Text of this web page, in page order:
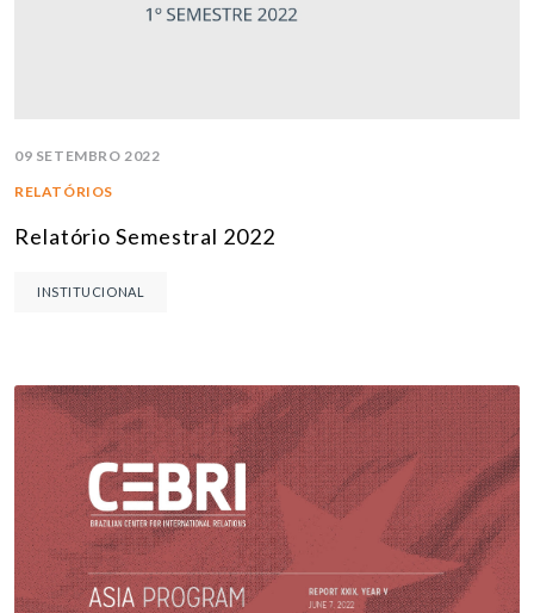
09 SETEMBRO 2022
RELATÓRIOS
Relatório Semestral 2022
INSTITUCIONAL